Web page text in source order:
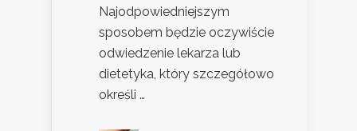
Najodpowiedniejszym
sposobem będzie oczywiście
odwiedzenie lekarza lub
dietetyka, który szczegółowo
określi …